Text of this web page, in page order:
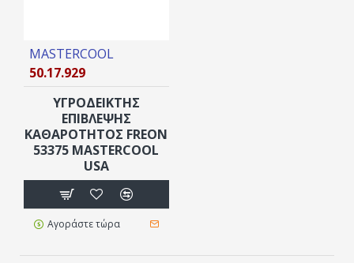
MASTERCOOL
50.17.929
ΥΓΡΟΔΕΙΚΤΗΣ
ΕΠΙΒΛΕΨΗΣ
ΚΑΘΑΡΟΤΗΤΟΣ FREON
53375 MASTERCOOL
USA
Αγοράστε τώρα